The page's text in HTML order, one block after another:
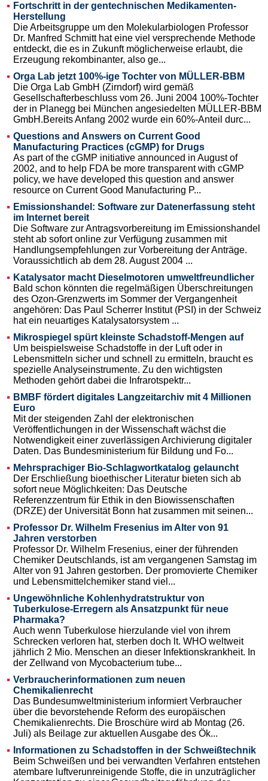
Fortschritt in der gentechnischen Medikamenten-
Herstellung
Die Arbeitsgruppe um den Molekularbiologen Professor
Dr. Manfred Schmitt hat eine viel versprechende Methode
entdeckt, die es in Zukunft möglicherweise erlaubt, die
Erzeugung rekombinanter, also ge...
Orga Lab jetzt 100%-ige Tochter von MÜLLER-BBM
Die Orga Lab GmbH (Zirndorf) wird gemäß
Gesellschafterbeschluss vom 26. Juni 2004 100%-Tochter
der in Planegg bei München angesiedelten MÜLLER-BBM
GmbH.Bereits Anfang 2002 wurde ein 60%-Anteil durc...
Questions and Answers on Current Good
Manufacturing Practices (cGMP) for Drugs
As part of the cGMP initiative announced in August of
2002, and to help FDA be more transparent with cGMP
policy, we have developed this question and answer
resource on Current Good Manufacturing P...
Emissionshandel: Software zur Datenerfassung steht
im Internet bereit
Die Software zur Antragsvorbereitung im Emissionshandel
steht ab sofort online zur Verfügung zusammen mit
Handlungsempfehlungen zur Vorbereitung der Anträge.
Voraussichtlich ab dem 28. August 2004 ...
Katalysator macht Dieselmotoren umweltfreundlicher
Bald schon könnten die regelmäßigen Überschreitungen
des Ozon-Grenzwerts im Sommer der Vergangenheit
angehören: Das Paul Scherrer Institut (PSI) in der Schweiz
hat ein neuartiges Katalysatorsystem ...
Mikrospiegel spürt kleinste Schadstoff-Mengen auf
Um beispielsweise Schadstoffe in der Luft oder in
Lebensmitteln sicher und schnell zu ermitteln, braucht es
spezielle Analyseinstrumente. Zu den wichtigsten
Methoden gehört dabei die Infrarotspektr...
BMBF fördert digitales Langzeitarchiv mit 4 Millionen
Euro
Mit der steigenden Zahl der elektronischen
Veröffentlichungen in der Wissenschaft wächst die
Notwendigkeit einer zuverlässigen Archivierung digitaler
Daten. Das Bundesministerium für Bildung und Fo...
Mehrsprachiger Bio-Schlagwortkatalog gelauncht
Der Erschließung bioethischer Literatur bieten sich ab
sofort neue Möglichkeiten: Das Deutsche
Referenzzentrum für Ethik in den Biowissenschaften
(DRZE) der Universität Bonn hat zusammen mit seinen...
Professor Dr. Wilhelm Fresenius im Alter von 91
Jahren verstorben
Professor Dr. Wilhelm Fresenius, einer der führenden
Chemiker Deutschlands, ist am vergangenen Samstag im
Alter von 91 Jahren gestorben. Der promovierte Chemiker
und Lebensmittelchemiker stand viel...
Ungewöhnliche Kohlenhydratstruktur von
Tuberkulose-Erregern als Ansatzpunkt für neue
Pharmaka?
Auch wenn Tuberkulose hierzulande viel von ihrem
Schrecken verloren hat, sterben doch lt. WHO weltweit
jährlich 2 Mio. Menschen an dieser Infektionskrankheit. In
der Zellwand von Mycobacterium tube...
Verbraucherinformationen zum neuen
Chemikalienrecht
Das Bundesumweltministerium informiert Verbraucher
über die bevorstehende Reform des europäischen
Chemikalienrechts. Die Broschüre wird ab Montag (26.
Juli) als Beilage zur aktuellen Ausgabe des Ök...
Informationen zu Schadstoffen in der Schweißtechnik
Beim Schweißen und bei verwandten Verfahren entstehen
atembare luftverunreinigende Stoffe, die in unzuträglicher